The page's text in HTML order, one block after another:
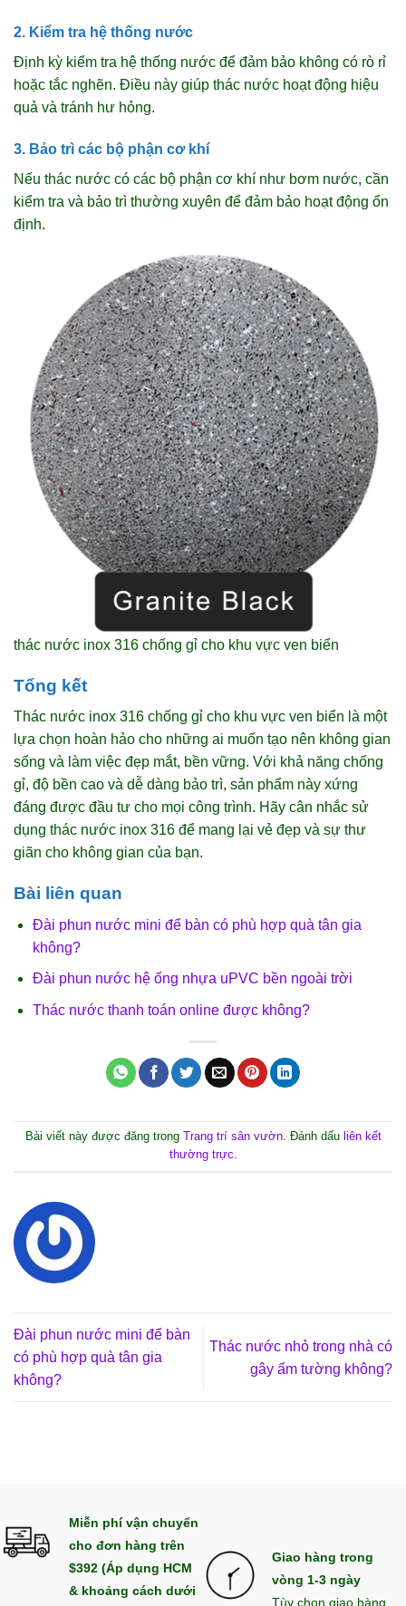
2. Kiểm tra hệ thống nước
Định kỳ kiểm tra hệ thống nước để đảm bảo không có rò rỉ
hoặc tắc nghẽn. Điều này giúp thác nước hoạt động hiệu
quả và tránh hư hỏng.
3. Bảo trì các bộ phận cơ khí
Nếu thác nước có các bộ phận cơ khí như bơm nước, cần
kiểm tra và bảo trì thường xuyên để đảm bảo hoạt động ổn
định.
thác nước inox 316 chống gỉ cho khu vực ven biển
Tổng kết
Thác nước inox 316 chống gỉ cho khu vực ven biển là một
lựa chọn hoàn hảo cho những ai muốn tạo nên không gian
sống và làm việc đẹp mắt, bền vững. Với khả năng chống
gỉ, độ bền cao và dễ dàng bảo trì, sản phẩm này xứng
đáng được đầu tư cho mọi công trình. Hãy cân nhắc sử
dụng thác nước inox 316 để mang lại vẻ đẹp và sự thư
giãn cho không gian của bạn.
Bài liên quan
Đài phun nước mini để bàn có phù hợp quà tân gia
không?
Đài phun nước hệ ống nhựa uPVC bền ngoài trời
Thác nước thanh toán online được không?
Bài viết này được đăng trong Trang trí sân vườn. Đánh dấu liên kết
thường trực.
Đài phun nước mini để bàn
có phù hợp quà tân gia
không?
Thác nước nhỏ trong nhà có
gây ẩm tường không?
Miễn phí vận chuyển
cho đơn hàng trên
$392 (Áp dụng HCM
& khoảng cách dưới
Giao hàng trong
vòng 1-3 ngày
Tùy chọn giao hàng